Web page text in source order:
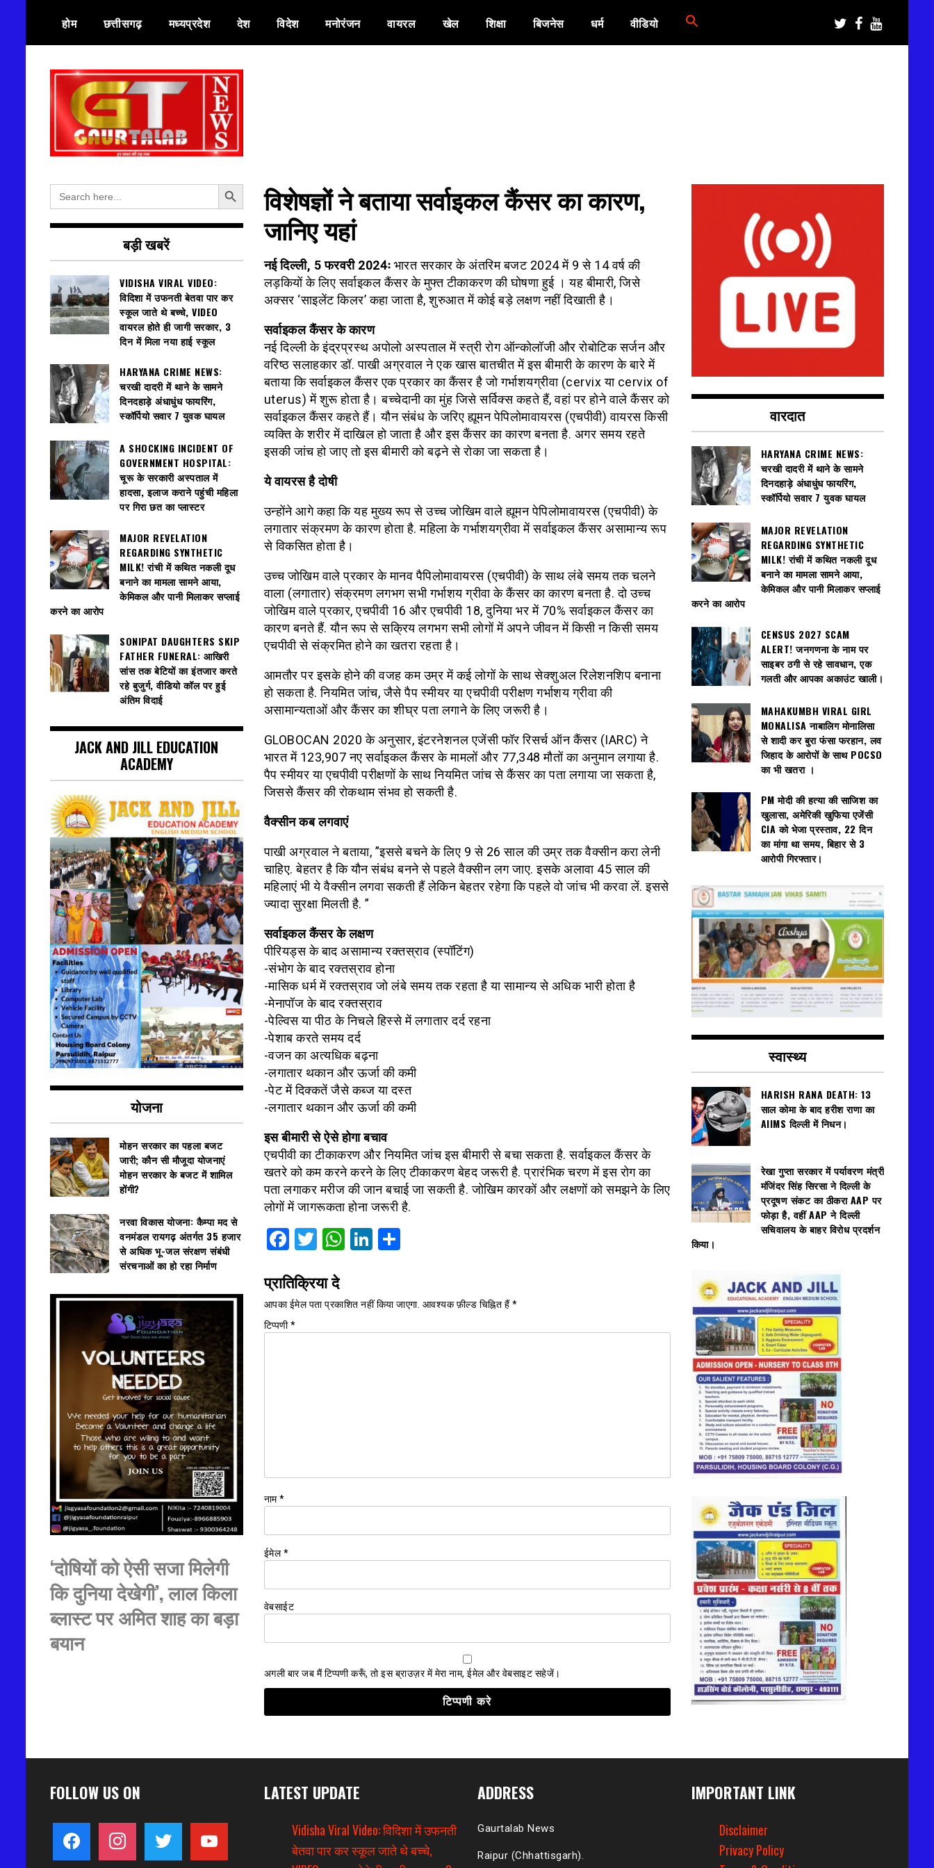
content
होम छत्तीसगढ़ मध्यप्रदेश देश विदेश मनोरंजन वायरल खेल शिक्षा बिजनेस धर्म वीडियो
गौरतलब न्यूज
विशेषज्ञों ने बताया सर्वाइकल कैंसर का कारण,
जानिए यहां
नई दिल्ली, 5 फरवरी 2024ः भारत सरकार के अंतरिम बजट 2024 में 9 से 14 वर्ष की
लड़कियों के लिए सर्वाइकल कैंसर के मुफ्त टीकाकरण की घोषणा हुई । यह बीमारी, जिसे
अक्सर ‘साइलेंट किलर’ कहा जाता है, शुरुआत में कोई बड़े लक्षण नहीं दिखाती है।
सर्वाइकल कैंसर के कारण
नई दिल्ली के इंद्रप्रस्थ अपोलो अस्पताल में स्त्री रोग ऑन्कोलॉजी और रोबोटिक सर्जन और
वरिष्ठ सलाहकार डॉ. पाखी अग्रवाल ने एक खास बातचीत में इस बीमारी के कारण के बारे में
बताया कि सर्वाइकल कैंसर एक प्रकार का कैंसर है जो गर्भाशयग्रीवा (cervix या cervix of
uterus) में शुरू होता है। बच्चेदानी का मुंह जिसे सर्विक्स कहते हैं, वहां पर होने वाले कैंसर को
सर्वाइकल कैंसर कहते हैं। यौन संबंध के जरिए ह्यूमन पेपिलोमावायरस (एचपीवी) वायरस किसी
व्यक्ति के शरीर में दाखिल हो जाता है और इस कैंसर का कारण बनता है. अगर समय रहते
इसकी जांच हो जाए तो इस बीमारी को बढ़ने से रोका जा सकता है।
ये वायरस है दोषी
उन्होंने आगे कहा कि यह मुख्य रूप से उच्च जोखिम वाले ह्यूमन पेपिलोमावायरस (एचपीवी) के
लगातार संक्रमण के कारण होता है. महिला के गर्भाशयग्रीवा में सर्वाइकल कैंसर असामान्य रूप
से विकसित होता है।
उच्च जोखिम वाले प्रकार के मानव पैपिलोमावायरस (एचपीवी) के साथ लंबे समय तक चलने
वाला (लगातार) संक्रमण लगभग सभी गर्भाशय ग्रीवा के कैंसर का कारण बनता है. दो उच्च
जोखिम वाले प्रकार, एचपीवी 16 और एचपीवी 18, दुनिया भर में 70% सर्वाइकल कैंसर का
कारण बनते हैं. यौन रूप से सक्रिय लगभग सभी लोगों में अपने जीवन में किसी न किसी समय
एचपीवी से संक्रमित होने का खतरा रहता है।
आमतौर पर इसके होने की वजह कम उम्र में कई लोगों के साथ सेक्शुअल रिलेशनशिप बनाना
हो सकता है. नियमित जांच, जैसे पैप स्मीयर या एचपीवी परीक्षण गर्भाशय ग्रीवा की
असामान्यताओं और कैंसर का शीघ्र पता लगाने के लिए जरूरी है।
GLOBOCAN 2020 के अनुसार, इंटरनेशनल एजेंसी फॉर रिसर्च ऑन कैंसर (IARC) ने
भारत में 123,907 नए सर्वाइकल कैंसर के मामलों और 77,348 मौतों का अनुमान लगाया है.
पैप स्मीयर या एचपीवी परीक्षणों के साथ नियमित जांच से कैंसर का पता लगाया जा सकता है,
जिससे कैंसर की रोकथाम संभव हो सकती है.
वैक्सीन कब लगवाएं
पाखी अग्रवाल ने बताया, ”इससे बचने के लिए 9 से 26 साल की उम्र तक वैक्सीन करा लेनी
चाहिए. बेहतर है कि यौन संबंध बनने से पहले वैक्सीन लग जाए. इसके अलावा 45 साल की
महिलाएं भी ये वैक्सीन लगवा सकती हैं लेकिन बेहतर रहेगा कि पहले वो जांच भी करवा लें. इससे
ज्यादा सुरक्षा मिलती है. ”
सर्वाइकल कैंसर के लक्षण
पीरियड्स के बाद असामान्य रक्तस्राव (स्पॉटिंग)
-संभोग के बाद रक्तस्राव होना
-मासिक धर्म में रक्तस्राव जो लंबे समय तक रहता है या सामान्य से अधिक भारी होता है
-मेनापॉज के बाद रक्तस्राव
-पेल्विस या पीठ के निचले हिस्से में लगातार दर्द रहना
-पेशाब करते समय दर्द
-वजन का अत्यधिक बढ़ना
-लगातार थकान और ऊर्जा की कमी
-पेट में दिक्कतें जैसे कब्ज या दस्त
-लगातार थकान और ऊर्जा की कमी
इस बीमारी से ऐसे होगा बचाव
एचपीवी का टीकाकरण और नियमित जांच इस बीमारी से बचा सकता है. सर्वाइकल कैंसर के
खतरे को कम करने करने के लिए टीकाकरण बेहद जरूरी है. प्रारंभिक चरण में इस रोग का
पता लगाकर मरीज की जान बचाई जा सकती है. जोखिम कारकों और लक्षणों को समझने के लिए
लोगों में जागरूकता होना जरूरी है.
Facebook
Twitter
WhatsApp
LinkedIn
Share
प्रातिक्रिया दे
आपका ईमेल पता प्रकाशित नहीं किया जाएगा. आवश्यक फ़ील्ड चिह्नित हैं*
टिप्पणी*
नाम*
ईमेल*
वेबसाईट
अगली बार जब मैं टिप्पणी करूँ, तो इस ब्राउज़र में मेरा नाम, ईमेल और वेबसाइट सहेजें।
Search
for:
Search Button
बड़ी खबरें
VIDISHA VIRAL VIDEO:
विदिशा में उफनती बेतवा पार कर
स्कूल जाते थे बच्चे, VIDEO
वायरल होते ही जागी सरकार, 3
दिन में मिला नया हाई स्कूल
HARYANA CRIME NEWS:
चरखी दादरी में थाने के सामने
दिनदहाड़े अंधाधुंध फायरिंग,
स्कॉर्पियो सवार 7 युवक घायल
A SHOCKING INCIDENT OF
GOVERNMENT HOSPITAL:
चूरू के सरकारी अस्पताल में
हादसा, इलाज कराने पहुंची महिला
पर गिरा छत का प्लास्टर
MAJOR REVELATION
REGARDING SYNTHETIC
MILK! रांची में कथित नकली दूध
बनाने का मामला सामने आया,
केमिकल और पानी मिलाकर सप्लाई
करने का आरोप
SONIPAT DAUGHTERS SKIP
FATHER FUNERAL: आखिरी
सांस तक बेटियों का इंतजार करते
रहे बुजुर्ग, वीडियो कॉल पर हुई
अंतिम विदाई
JACK AND JILL EDUCATION
ACADEMY
योजना
मोहन सरकार का पहला बजट
जारी; कौन सी मौजूदा योजनाएं
मोहन सरकार के बजट में शामिल
होंगी?
नरवा विकास योजना: कैम्पा मद से
वनमंडल रायगढ़ अंतर्गत 35 हजार
से अधिक भू-जल संरक्षण संबंधी
संरचनाओं का हो रहा निर्माण
‘दोषियों को ऐसी सजा मिलेगी
कि दुनिया देखेगी’, लाल किला
ब्लास्ट पर अमित शाह का बड़ा
बयान
वारदात
HARYANA CRIME NEWS:
चरखी दादरी में थाने के सामने
दिनदहाड़े अंधाधुंध फायरिंग,
स्कॉर्पियो सवार 7 युवक घायल
MAJOR REVELATION
REGARDING SYNTHETIC
MILK! रांची में कथित नकली दूध
बनाने का मामला सामने आया,
केमिकल और पानी मिलाकर सप्लाई
करने का आरोप
CENSUS 2027 SCAM
ALERT! जनगणना के नाम पर
साइबर ठगी से रहे सावधान, एक
गलती और आपका अकाउंट खाली।
MAHAKUMBH VIRAL GIRL
MONALISA नाबालिग मोनालिसा
से शादी कर बुरा फंसा फरहान, लव
जिहाद के आरोपों के साथ POCSO
का भी खतरा ।
PM मोदी की हत्या की साजिश का
खुलासा, अमेरिकी खुफिया एजेंसी
CIA को भेजा प्रस्ताव, 22 दिन
का मांगा था समय, बिहार से 3
आरोपी गिरफ्तार।
स्वास्थ्य
HARISH RANA DEATH: 13
साल कोमा के बाद हरीश राणा का
AIIMS दिल्ली में निधन।
रेखा गुप्ता सरकार में पर्यावरण मंत्री
मंजिंदर सिंह सिरसा ने दिल्ली के
प्रदूषण संकट का ठीकरा AAP पर
फोड़ा है, वहीं AAP ने दिल्ली
सचिवालय के बाहर विरोध प्रदर्शन
किया।
FOLLOW US ON
facebook instagram twitter youtube
LATEST UPDATE
Vidisha Viral Video: विदिशा में उफनती
बेतवा पार कर स्कूल जाते थे बच्चे,
ADDRESS
Gaurtalab News
Raipur (Chhattisgarh).
IMPORTANT LINK
Disclaimer
Privacy Policy